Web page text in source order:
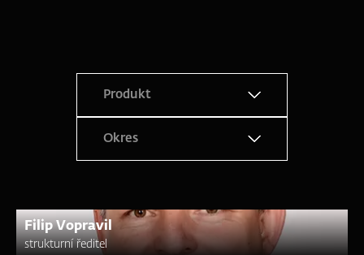
Produkt
Okres
Filip Vopravil
strukturní ředitel